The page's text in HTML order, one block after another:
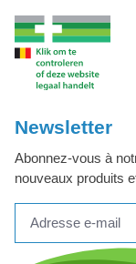
Newsletter
Abonnez-vous à
nouveaux produits